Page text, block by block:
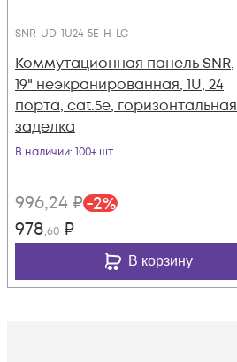
SNR-UD-1U24-5E-H-LC
Коммутационная панель SNR,
19" неэкранированная, 1U, 24
порта, cat.5e, горизонтальная
заделка
В наличии: 100+ шт
996,24 ₽-2%
978,60 ₽
В корзину